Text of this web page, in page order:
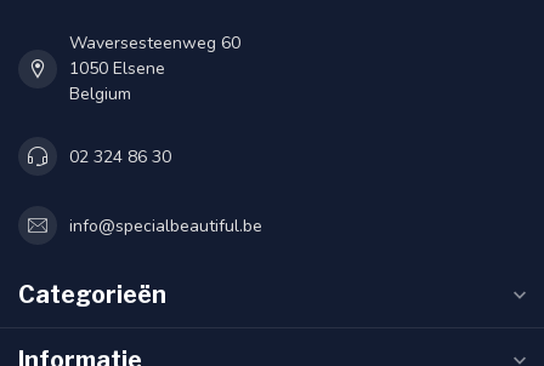
Waversesteenweg 60
1050 Elsene
Belgium
02 324 86 30
info@specialbeautiful.be
Categorieën
Informatie